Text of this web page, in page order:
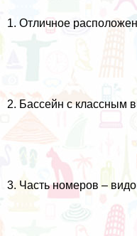
1. Отличное
2. Бассейн с классным
3. Часть номеров –